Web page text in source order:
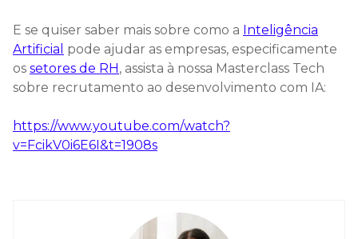
E se quiser saber mais sobre como a Inteligência
Artificial pode ajudar as empresas, especificamente
os setores de RH, assista à nossa Masterclass Tech
sobre recrutamento ao desenvolvimento com IA:
https://www.youtube.com/watch?
v=FcikV0i6E6I&t=1908s